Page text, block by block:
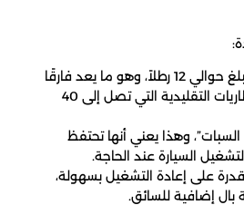
وزن خفيف جدًا يبلغ حوالي 12 رطلاً، وهو ما يعد فارقًا
كبيرًا مقارنةً بالبطاريات التقليدية التي تصل إلى 40
وهذا يعني أنها تحتفظ
السيارة عند الحاجة.
على إعادة التشغيل بسهولة،
بال إضافية للسائق.